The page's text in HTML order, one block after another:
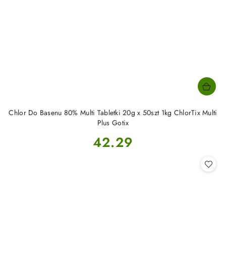
Chlor Do Basenu 80% Multi Tabletki 20g x 50szt 1kg ChlorTix Multi
Plus Gotix
Cena:
42.29